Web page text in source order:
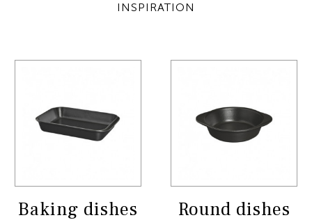
INSPIRATION
Baking dishes Round dishes